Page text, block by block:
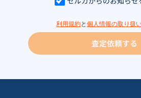
利用規約と 個人情報の取り扱
査定依頼する